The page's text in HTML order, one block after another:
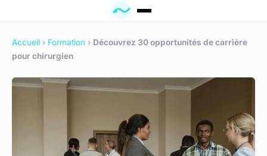
Accueil › Formation › Découvrez 30 opportunités de carrière
pour chirurgien